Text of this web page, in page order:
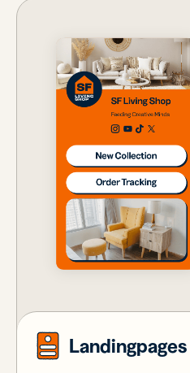
Landingpages